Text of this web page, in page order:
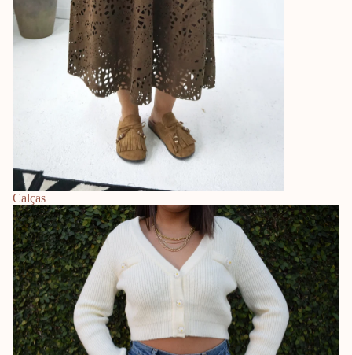
Calças
Camisolas